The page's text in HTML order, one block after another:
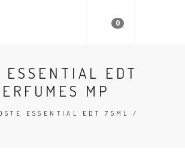
0
ESSENTIAL EDT
MP
ESSENTIAL EDT 75ML /